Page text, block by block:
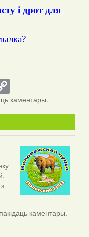
і дрот для
Copy
Link
каментары.
каментары.